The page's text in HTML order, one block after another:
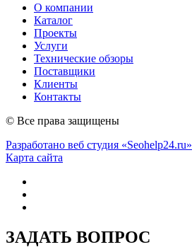
О компании
Каталог
Проекты
Услуги
Технические обзоры
Поставщики
Клиенты
Контакты
© Все права защищены
Разработано веб студия «Seohelp24.ru»
Карта сайта
ЗАДАТЬ ВОПРОС